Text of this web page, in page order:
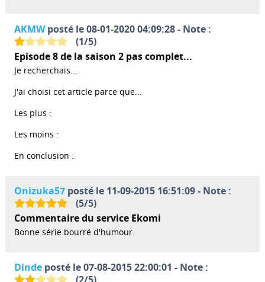
AKMWposté le 08-01-2020 04:09:28 - Note :
(1/5)
Episode 8 de la saison 2 pas complet...
Je recherchais...
J'ai choisi cet article parce que...
Les plus :
Les moins :
En conclusion :
Onizuka57posté le 11-09-2015 16:51:09 - Note :
(5/5)
Commentaire du service Ekomi
Bonne série bourré d'humour.
Dindeposté le 07-08-2015 22:00:01 - Note :